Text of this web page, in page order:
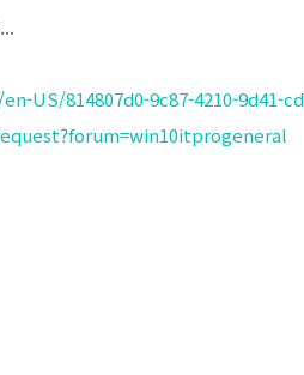
814807d0-9c87-4210-9d41-